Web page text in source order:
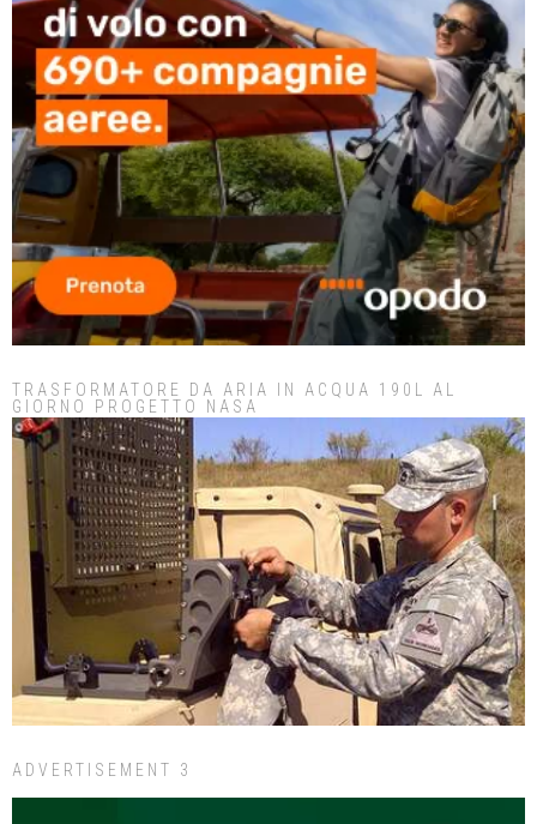
TRASFORMATORE DA ARIA IN ACQUA 190L AL
GIORNO PROGETTO NASA
ADVERTISEMENT 3